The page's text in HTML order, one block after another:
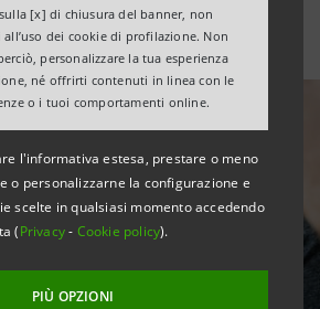
[x] di chiusura del banner, non
all’uso dei cookie di profilazione. Non
personalizzare la tua esperienza
né offrirti contenuti in linea con le
o i tuoi comportamenti online.
l'informativa estesa, prestare o meno
o personalizzarne la configurazione e
scelte in qualsiasi momento accedendo
(Privacy- Cookie policy).
PIÙ OPZIONI